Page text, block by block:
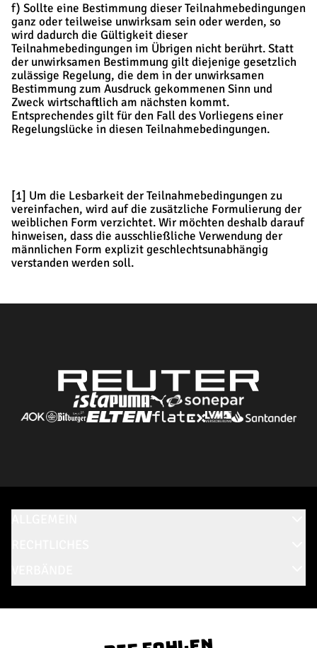
f) Sollte eine Bestimmung dieser Teilnahmebedingungen
ganz oder teilweise unwirksam sein oder werden, so
wird dadurch die Gültigkeit dieser
Teilnahmebedingungen im Übrigen nicht berührt. Statt
der unwirksamen Bestimmung gilt diejenige gesetzlich
zulässige Regelung, die dem in der unwirksamen
Bestimmung zum Ausdruck gekommenen Sinn und
Zweck wirtschaftlich am nächsten kommt.
Entsprechendes gilt für den Fall des Vorliegens einer
Regelungslücke in diesen Teilnahmebedingungen.
[1] Um die Lesbarkeit der Teilnahmebedingungen zu
vereinfachen, wird auf die zusätzliche Formulierung der
weiblichen Form verzichtet. Wir möchten deshalb darauf
hinweisen, dass die ausschließliche Verwendung der
männlichen Form explizit geschlechtsunabhängig
verstanden werden soll.